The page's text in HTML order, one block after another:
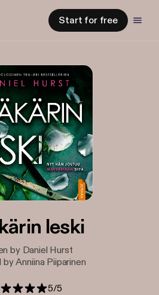
Start for free
leski
by Daniel Hurst
Anniina Piiparinen
5/5